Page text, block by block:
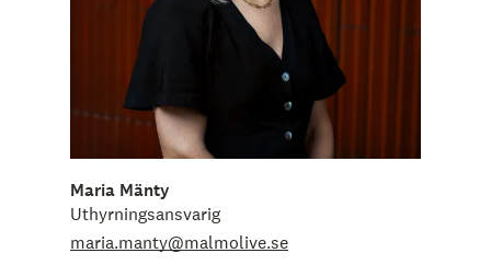
Maria Mänty
Uthyrningsansvarig
maria.manty@malmolive.se